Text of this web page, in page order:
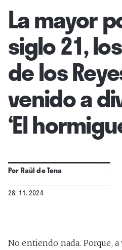
La mayor
siglo 21,
de los
venido a
‘El
PorRaül de Tena
28. 11. 2024
No entiendo nada. Porque,